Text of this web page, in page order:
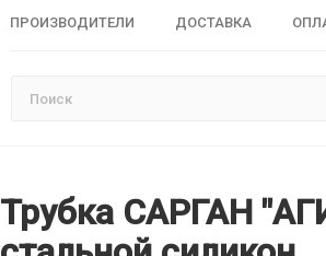
ПРОИЗВОДИТЕЛИ ДОСТАВКА
Трубка САРГАН